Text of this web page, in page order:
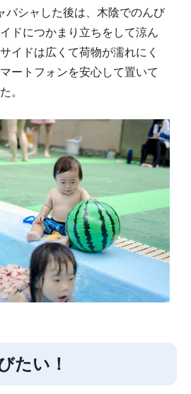
バシャした後は、木陰でのんび
ドにつかまり立ちをして涼ん
イドは広くて荷物が濡れにく
ートフォンを安心して置いて
。
たい！